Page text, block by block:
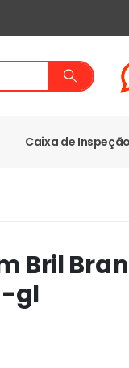
Caixa de Inspeção
Bril
-gl